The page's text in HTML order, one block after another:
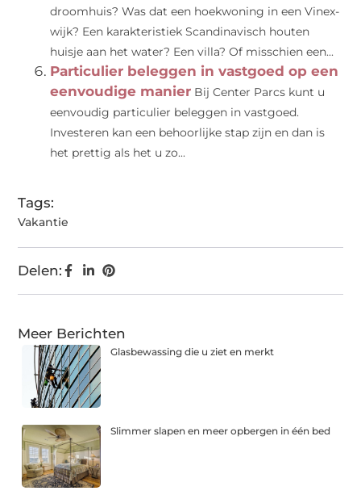
droomhuis? Was dat een hoekwoning in een Vinex-
wijk? Een karakteristiek Scandinavisch houten
huisje aan het water? Een villa? Of misschien een...
Particulier beleggen in vastgoed op een
eenvoudige manier Bij Center Parcs kunt u
eenvoudig particulier beleggen in vastgoed.
Investeren kan een behoorlijke stap zijn en dan is
het prettig als het u zo...
Tags:
Vakantie
Delen:
Meer Berichten
Glasbewassing die u ziet en merkt
Slimmer slapen en meer opbergen in één bed